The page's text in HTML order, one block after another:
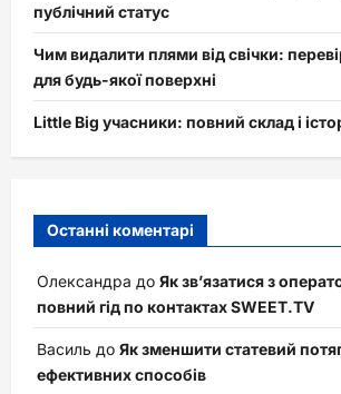
публічний статус
Чим видалити плями від свічки:
для будь-якої поверхні
Little Big учасники: повний склад і
Останні коментарі
Олександра до Як зв’язатися з
повний гід по контактах SWEET.TV
Василь до Як зменшити статевий
ефективних способів